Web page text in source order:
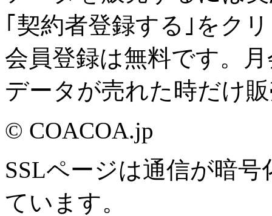
｢契約者登録する｣をク
会員登録は無料です。
データが売れた時だけ
© COACOA.jp
SSLページは通信が暗
ています。